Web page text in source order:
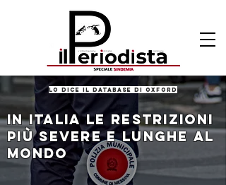
lo dice il database di oxford
IN ITALIA LE RESTRIZIONI
PIù SEVERE E LUNGHE AL
MONDO